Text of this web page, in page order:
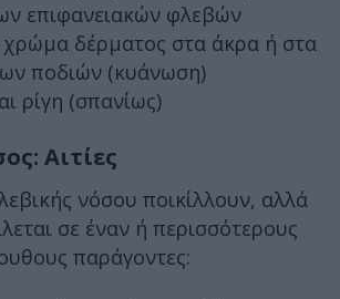
επιφανειακών φλεβών
δέρματος στα άκρα ή στα
ποδιών (κυάνωση)
ρίγη (σπανίως)
Αιτίες
νόσου ποικίλλουν, αλλά
σε έναν ή περισσότερους
παράγοντες: